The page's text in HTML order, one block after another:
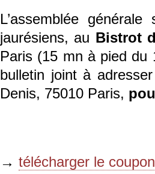
L’assemblée
jaurésiens, au Bistrot
Paris (15 mn à pied
bulletin joint à
Denis, 75010 Paris,
→ télécharger le